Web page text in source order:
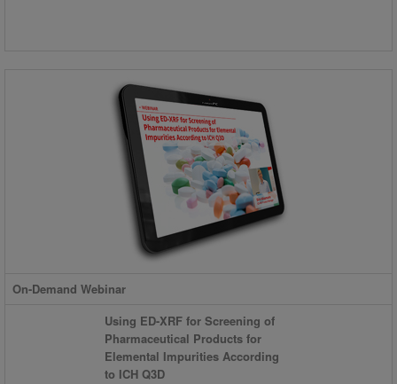
On-Demand Webinar
Using ED-XRF for Screening of
Pharmaceutical Products for
Elemental Impurities According
to ICH Q3D